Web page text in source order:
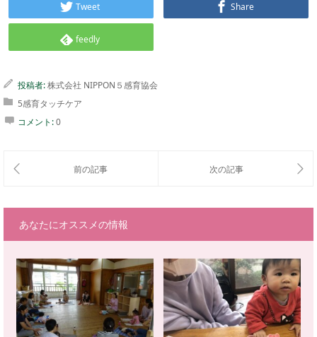
Tweet Share
feedly
投稿者:株式会社 NIPPON５感育協会
5感育タッチケア
コメント:0
あなたにオススメの情報